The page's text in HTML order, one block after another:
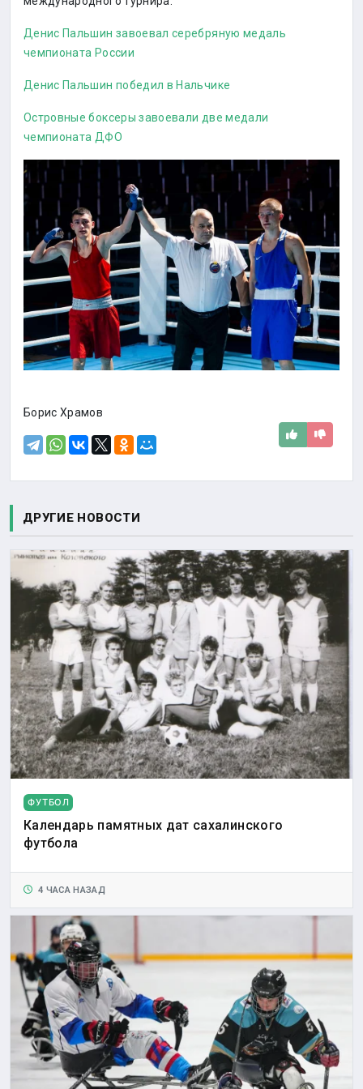
Денис Пальшин завоевал серебряную медаль
чемпионата России
Денис Пальшин победил в Нальчике
Островные боксеры завоевали две медали
чемпионата ДФО
Борис Храмов
ДРУГИЕ НОВОСТИ
ФУТБОЛ
Календарь памятных дат сахалинского
футбола
4 ЧАСА НАЗАД